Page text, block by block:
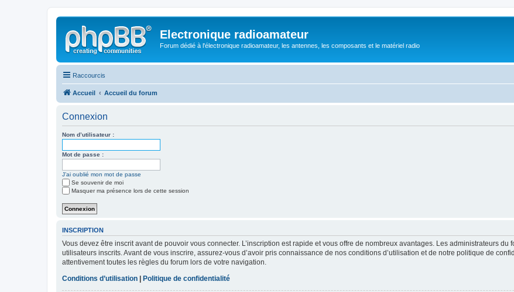
Electronique radioamateur
Forum dédié à l'électronique radioamateur, les antennes, les composants et le matériel radio
Raccourcis
Accueil Accueil du forum
Connexion
Nom d’utilisateur :
Mot de passe :
J’ai oublié mon mot de passe
Se souvenir de moi
Masquer ma présence lors de cette session
INSCRIPTION
Vous devez être inscrit avant de pouvoir vous connecter. L’inscription est rapide et vous offre de nombreux avantages. Les administrateurs
utilisateurs inscrits. Avant de vous inscrire, assurez-vous d’avoir pris connaissance de nos conditions d’utilisation et de notre politique de
attentivement toutes les règles du forum lors de votre navigation.
Conditions d’utilisation
Politique de confidentialité